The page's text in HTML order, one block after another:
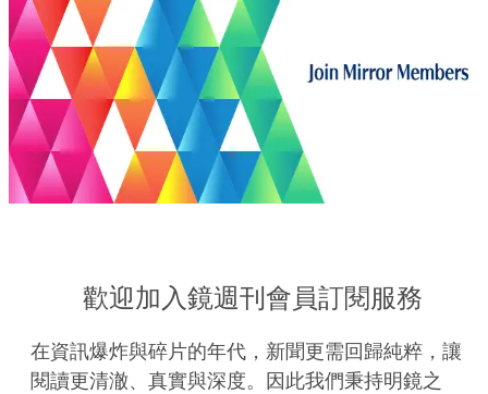
歡迎加入鏡週刊會員訂閱服務
在資訊爆炸與碎片的年代，新聞更需回歸純粹，讓
閱讀更清澈、真實與深度。因此我們秉持明鏡之